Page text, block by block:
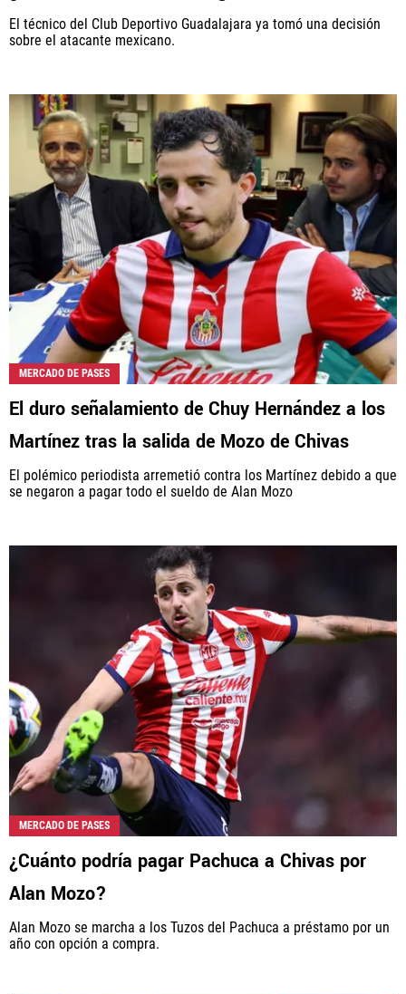
El técnico del Club Deportivo Guadalajara ya tomó una decisión
sobre el atacante mexicano.
MERCADO DE PASES
El duro señalamiento de Chuy Hernández a los
Martínez tras la salida de Mozo de Chivas
El polémico periodista arremetió contra los Martínez debido a que
se negaron a pagar todo el sueldo de Alan Mozo
MERCADO DE PASES
¿Cuánto podría pagar Pachuca a Chivas por
Alan Mozo?
Alan Mozo se marcha a los Tuzos del Pachuca a préstamo por un
año con opción a compra.